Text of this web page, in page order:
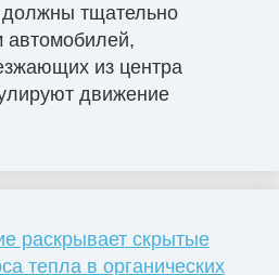
должны тщательно
автомобилей,
из центра
движение
раскрывает скрытые
тепла в органических